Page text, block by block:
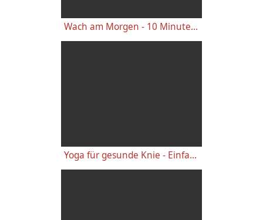
Wach am Morgen - 10 Minuten Yogastunde für Energie
Yoga für gesunde Knie - Einfache wirkungsvolle Gelenkübungen